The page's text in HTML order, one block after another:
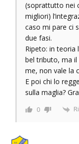
(soprattutto nei
migliori)
caso mi pare ci
due fasi.
Ripeto: in teoria
bel tributo, ma
me, non vale la
E poi chi lo
sulla maglia?
0